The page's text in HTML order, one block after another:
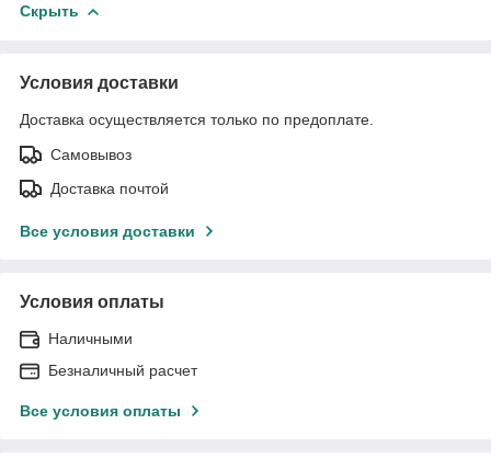
Скрыть
Условия доставки
Доставка осуществляется только по предоплате.
Самовывоз
Доставка почтой
Все условия доставки
Условия оплаты
Наличными
Безналичный расчет
Все условия оплаты